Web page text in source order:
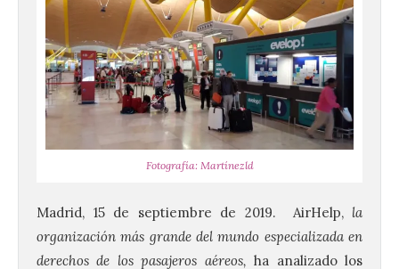
Fotografía: Martínezld
Madrid, 15 de septiembre de 2019. AirHelp, la
organización más grande del mundo especializada en
derechos de los pasajeros aéreos,ha analizado los